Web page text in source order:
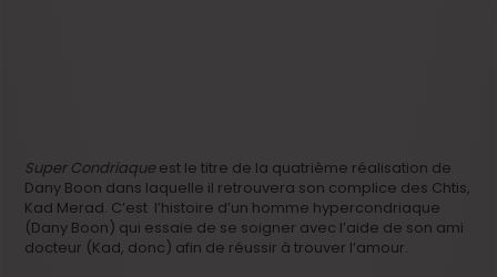
Super Condriaque est le titre de la quatrième réalisation de
Dany Boon dans laquelle il retrouvera son complice des Chtis,
Kad Merad. C’est l’histoire d’un homme hypercondriaque
(Dany Boon) qui essaie de se soigner avec l’aide de son ami
docteur (Kad, donc) afin de réussir à trouver l’amour.